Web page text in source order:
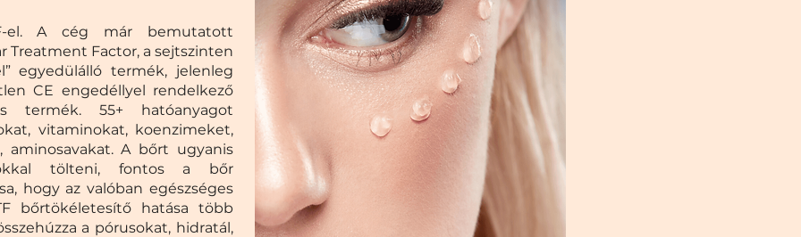
el. A cég már bemutatott
Treatment Factor, a sejtszinten
egyedülálló termék, jelenleg
CE engedéllyel rendelkező
termék. 55+ hatóanyagot
vitaminokat, koenzimeket,
aminosavakat. A bőrt ugyanis
tölteni, fontos a bőr
hogy az valóban egészséges
bőrtökéletesítő hatása több
a pórusokat, hidratál,